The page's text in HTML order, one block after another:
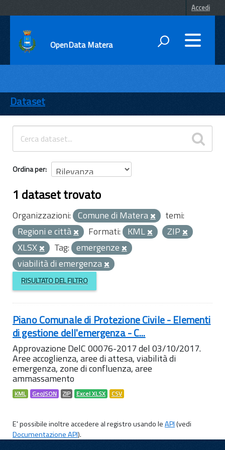
Accedi
OpenData Matera
ENTI
TEMI
INFORMAZIONI
Dataset
Ordina per
1 dataset trovato
Organizzazioni: Comune di Matera
temi:
Regioni e città
Formati: KML
ZIP
XLSX
Tag: emergenze
viabilità di emergenza
RISULTATO DEL FILTRO
Piano Comunale di Protezione Civile - Elementi
di gestione dell'emergenza - C...
Approvazione DelC 00076-2017 del 03/10/2017.
Aree accoglienza, aree di attesa, viabilità di
emergenza, zone di confluenza, aree
ammassamento
KML GeoJSON ZIP Excel XLSX CSV
E' possibile inoltre accedere al registro usando leAPI(vedi
Documentazione API).